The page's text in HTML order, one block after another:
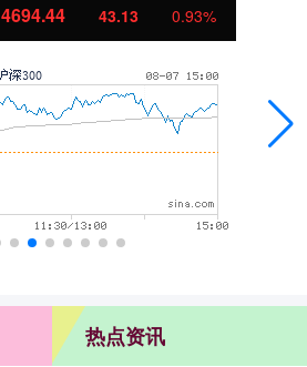
4694.44 43.13 0.93%
热点资讯